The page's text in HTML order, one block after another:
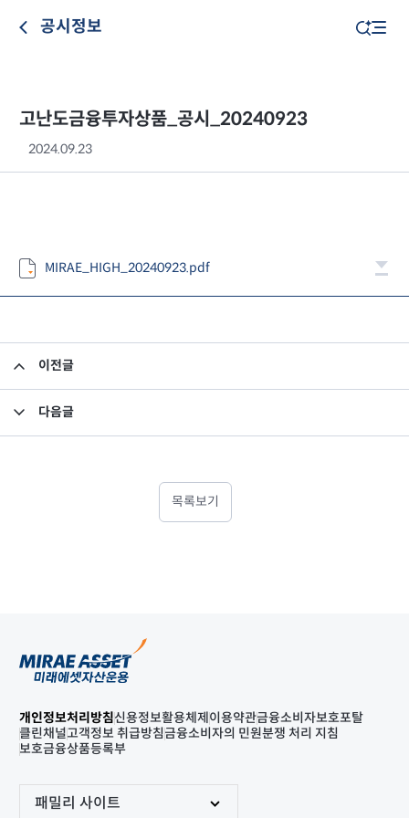
공시정보
고난도금융투자상품_공시_20240923
2024.09.23
MIRAE_HIGH_20240923.pdf
이전글
다음글
목록보기
개인정보처리방침신용정보활용체제 이용약관금융소비자보호포탈
클린채널고객정보 취급방침금융소비자의 민원분쟁 처리 지침
보호금융상품등록부
패밀리 사이트